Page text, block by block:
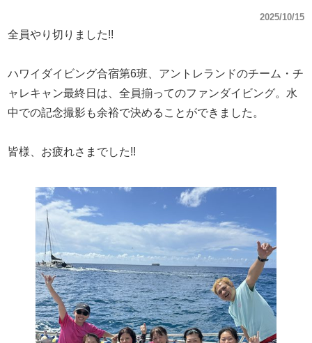
2025/10/15
全員やり切りました!!
ハワイダイビング合宿第6班、アントレランドのチーム・チ
ャレキャン最終日は、全員揃ってのファンダイビング。水
中での記念撮影も余裕で決めることができました。
皆様、お疲れさまでした!!